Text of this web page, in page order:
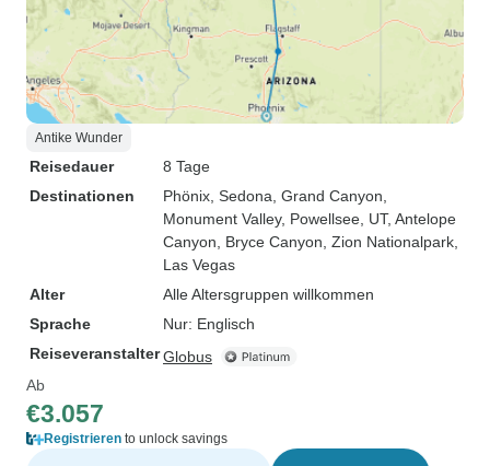
Antike Wunder
Reisedauer
8 Tage
Destinationen
Phönix , Sedona , Grand Canyon
Monument Valley, Powellsee, UT, Antelope
Canyon , Bryce Canyon , Zion Nationalpark
Las Vegas
Alter
Alle Altersgruppen willkommen
Sprache
Nur: Englisch
ReiseveranstalterGlobus
Ab
€3.057
Registrieren to unlock savings